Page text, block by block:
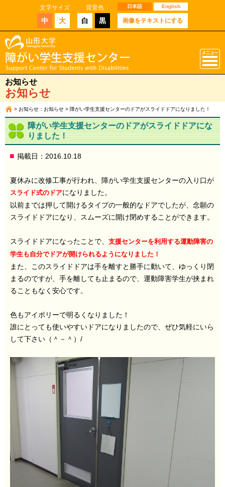
文字サイズ
中 大
背景色
白 黒
日本語 English
画像をテキストにする
お知らせ
お知らせ
> お知らせ：お知らせ > 障がい学生支援センターのドアがスライドドアになりました！
障がい学生支援センターのドアがスライドドアにな
りました！
掲載日：2016.10.18
夏休みに改修工事が行われ、障がい学生支援センターの入り口が
スライド式のドアになりました。
以前までは押して開けるタイプの一般的なドアでしたが、念願の
スライドドアになり、スムーズに開け閉めすることができます。
スライドドアになったことで、 支援センターを利用する運動障害の
学生も自分でドアが開けられるようになりました！
また、このスライドドアは手を離すと勝手に動いて、ゆっくり閉
まるのですが、手を離しても止まるので、運動障害学生が挟まれ
ることもなく安心です。
色もアイボリーで明るくなりました！
誰にとっても使いやすいドアになりましたので、ぜひ気軽にいら
して下さい（＾－＾）/